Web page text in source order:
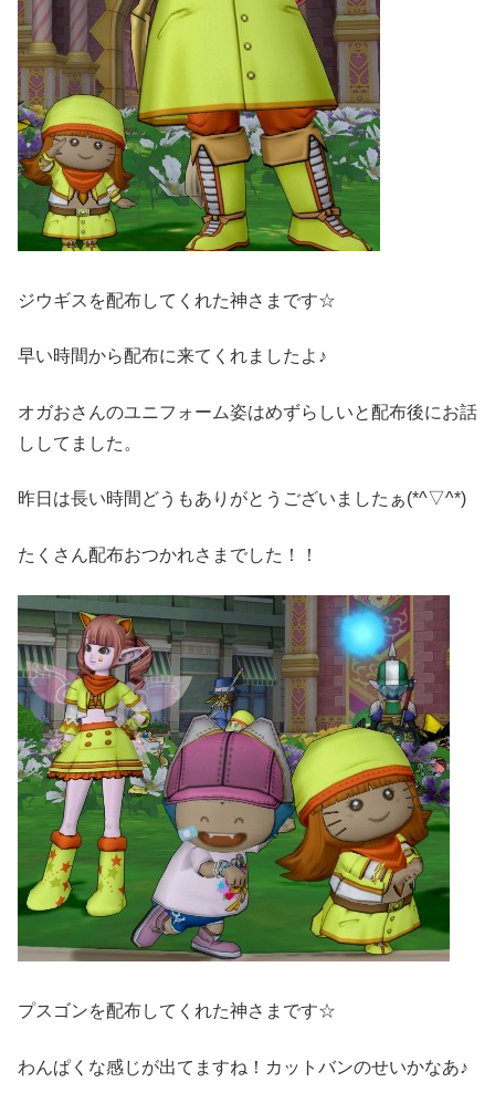
ジウギスを配布してくれた神さまです☆
早い時間から配布に来てくれましたよ♪
オガおさんのユニフォーム姿はめずらしいと配布後にお話
ししてました。
昨日は長い時間どうもありがとうございましたぁ(*^▽^*)
たくさん配布おつかれさまでした！！
プスゴンを配布してくれた神さまです☆
わんぱくな感じが出てますね！カットバンのせいかなあ♪